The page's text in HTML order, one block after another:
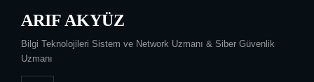
content
ARIF AKYÜZ
Bilgi Teknolojileri Sistem ve Network Uzmanı & Siber Güvenlik
Uzmanı